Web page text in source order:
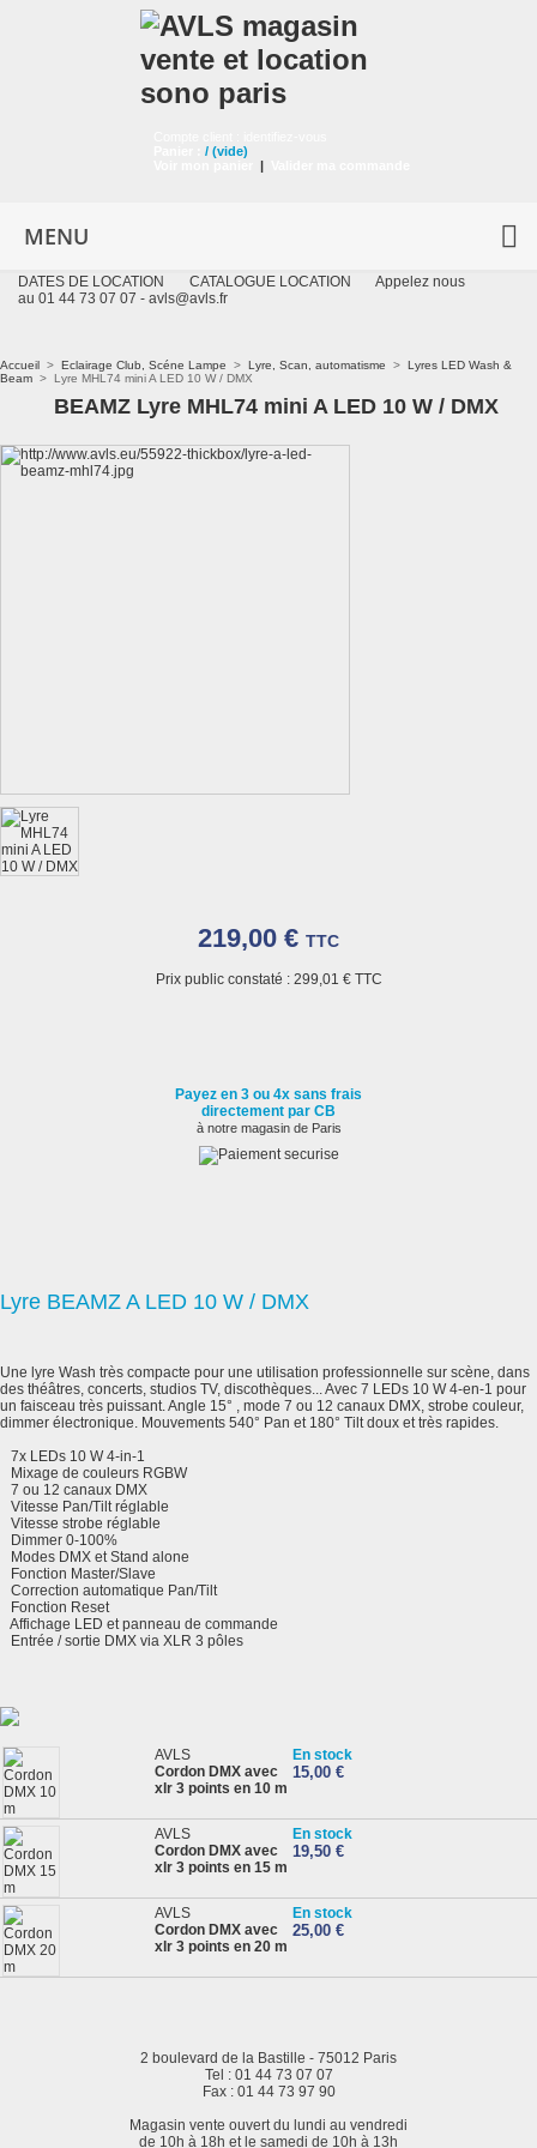
/ (vide)
|
MENU
DATES DE LOCATION CATALOGUE LOCATION
Appelez nous
au 01 44 73 07 07 - avls@avls.fr
Accueil > Eclairage Club, Scéne Lampe > Lyre, Scan, automatisme > Lyres LED Wash &
Beam > Lyre MHL74 mini A LED 10 W / DMX
BEAMZ Lyre MHL74 mini A LED 10 W / DMX
219,00 € TTC
Prix public constaté : 299,01 €TTC
Payez en 3 ou 4x sans frais
directement par CB
à notre magasin de Paris
Lyre BEAMZ A LED 10 W / DMX
Une lyre Wash très compacte pour une utilisation professionnelle sur scène, dans
des théâtres, concerts, studios TV, discothèques... Avec 7 LEDs 10 W 4-en-1 pour
un faisceau très puissant. Angle 15° , mode 7 ou 12 canaux DMX, strobe couleur,
dimmer électronique. Mouvements 540° Pan et 180° Tilt doux et très rapides.
7x LEDs 10 W 4-in-1
Mixage de couleurs RGBW
7 ou 12 canaux DMX
Vitesse Pan/Tilt réglable
Vitesse strobe réglable
Dimmer 0-100%
Modes DMX et Stand alone
Fonction Master/Slave
Correction automatique Pan/Tilt
Fonction Reset
Affichage LED et panneau de commande
Entrée / sortie DMX via XLR 3 pôles
AVLS
Cordon DMX avec
xlr 3 points en 10 m
En stock
15,00 €
AVLS
Cordon DMX avec
xlr 3 points en 15 m
En stock
19,50 €
AVLS
Cordon DMX avec
xlr 3 points en 20 m
En stock
25,00 €
2 boulevard de la Bastille - 75012 Paris
Tel : 01 44 73 07 07
Fax : 01 44 73 97 90
Magasin vente ouvert du lundi au vendredi
de 10h à 18h et le samedi de 10h à 13h